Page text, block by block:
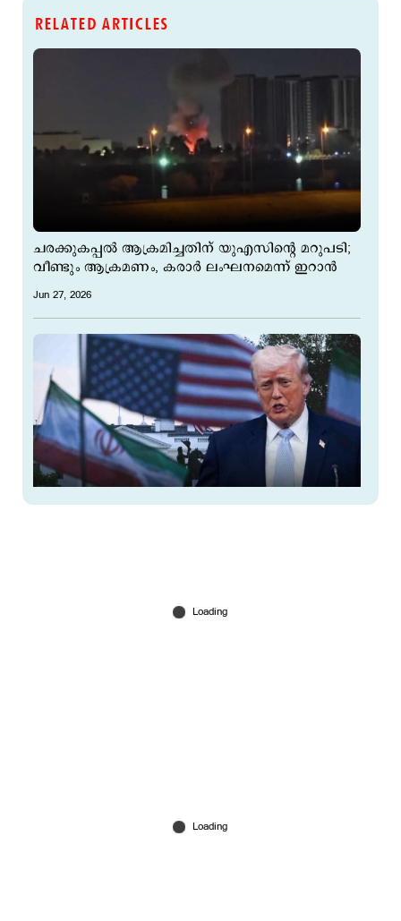
RELATED ARTICLES
ചരക്കുകപ്പല്‍ ആക്രമിച്ചതിന് യുഎസിന്റെ മറുപടി;
വീണ്ടും ആക്രമണം, കരാര്‍ ലംഘനമെന്ന് ഇറാന്‍
Jun 27, 2026
‘ഞങ്ങള്‍ പറയുന്ന വഴിയിലൂടെ പോവണം’;